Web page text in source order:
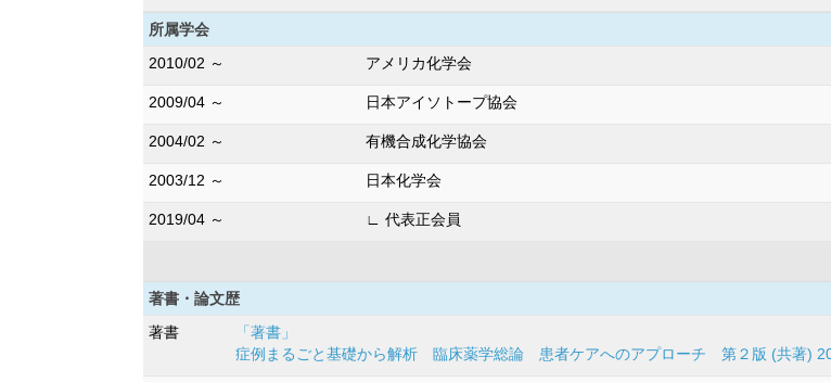
所属学会
2010/02 ～
アメリカ化学会
2009/04 ～ 日本アイソトープ協会
2004/02 ～ 有機合成化学協会
2003/12 ～ 日本化学会
2019/04 ～ ∟ 代表正会員
著書・論文歴
著書
「著書」
症例まるごと基礎から解析 臨床薬学総論 患者ケアへのアプローチ 第２版 (共著)